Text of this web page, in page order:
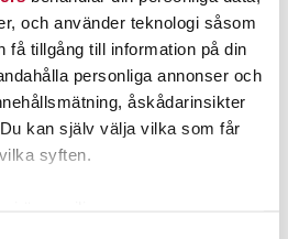
och använder teknologi såsom
få tillgång till information på din
personliga annonser och
åskådarinsikter
kan själv välja vilka som får
syften.